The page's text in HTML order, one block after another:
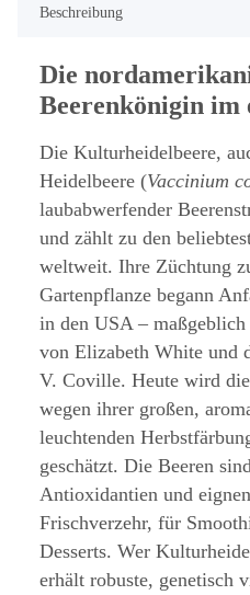
Beschreibung
Die
Beerenkönigin im
Die Kulturheidelbeere,
Heidelbeere (Vaccinium
laubabwerfender
und zählt zu den
weltweit. Ihre Züchtung
Gartenpflanze begann
in den USA –
von Elizabeth White und
V. Coville. Heute wird
wegen ihrer großen,
leuchtenden
geschätzt. Die Beeren
Antioxidantien und
Frischverzehr, für
Desserts. Wer
erhält robuste, genetisch